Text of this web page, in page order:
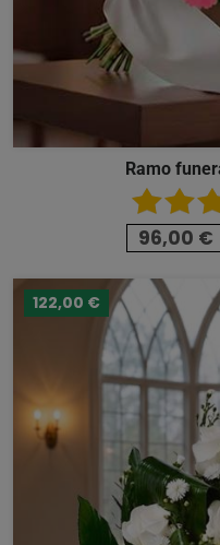
Ramo
96,00 €
122,00 €